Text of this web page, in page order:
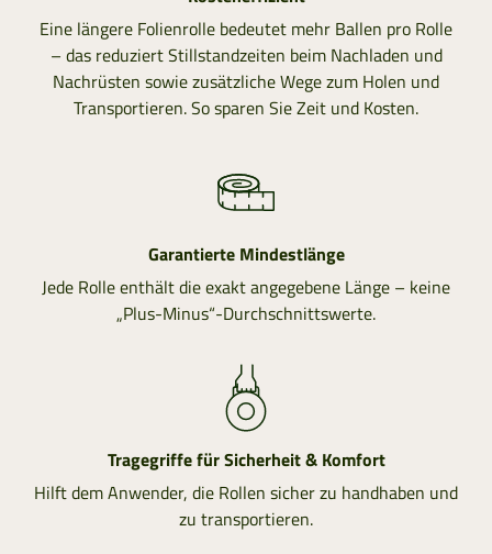
Eine längere Folienrolle bedeutet mehr Ballen pro Rolle
– das reduziert Stillstandzeiten beim Nachladen und
Nachrüsten sowie zusätzliche Wege zum Holen und
Transportieren. So sparen Sie Zeit und Kosten.
Garantierte Mindestlänge
Jede Rolle enthält die exakt angegebene Länge – keine
„Plus-Minus“-Durchschnittswerte.
Tragegriffe für Sicherheit & Komfort
Hilft dem Anwender, die Rollen sicher zu handhaben und
zu transportieren.